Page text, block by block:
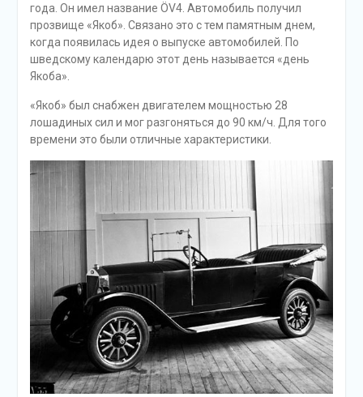
года. Он имел название ÖV4. Автомобиль получил
прозвище «Якоб». Связано это с тем памятным днем,
когда появилась идея о выпуске автомобилей. По
шведскому календарю этот день называется «день
Якоба».
«Якоб» был снабжен двигателем мощностью 28
лошадиных сил и мог разгоняться до 90 км/ч. Для того
времени это были отличные характеристики.